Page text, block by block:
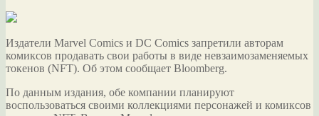
Издатели Marvel Comics и DC Comics запретили авторам
комиксов продавать свои работы в виде невзаимозаменяемых
токенов (NFT). Об этом сообщает Bloomberg.
По данным издания, обе компании планируют
воспользоваться своими коллекциями персонажей и комиксов